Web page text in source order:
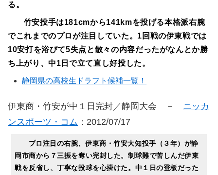
る。
竹安投手は181cmから141kmを投げる本格派右腕
でこれまでのプロが注目していた。1回戦の伊東戦では
10安打を浴びて5失点と散々の内容だったがなんとか勝
ち上がり、中1日で立て直し好投した。
静岡県の高校生ドラフト候補一覧！
伊東商・竹安が中１日完封／静岡大会 － ニッカ
ンスポーツ・コム ：2012/07/17
プロ注目の右腕、伊東商・竹安大知投手（３年）が静
岡市商から７三振を奪い完封した。制球難で苦しんだ伊東
戦を反省し、丁寧な投球を心掛けた。中１日の登板だった